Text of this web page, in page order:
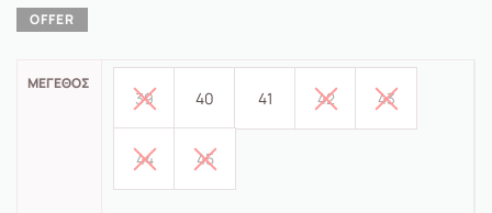
ΜΈΓΕΘΟΣ
39 40 41 42 43
44 45